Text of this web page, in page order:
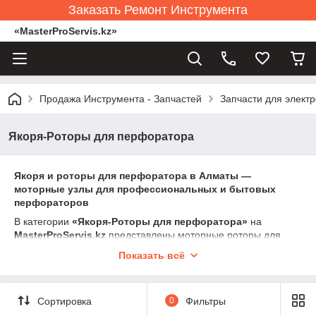
Заказать Ремонт Инструмента
«MasterProServis.kz»
Продажа Инструмента - Запчастей Запчасти для
Якоря-Роторы для перфоратора
Якоря и роторы для перфоратора в Алматы —
моторные узлы для профессиональных и бытовых
перфораторов
В категории «Якоря-Роторы для перфоратора» на
MasterProServis.kz представлены моторные роторы для
до 1500 Вт. Ротор создаёт вращение, передаёт момент на
Перфоратор — один из самых тяжёлых по условиям
эксплуатации инструментов: удары, перегрев, бетонная
Показать всё
Сортировка 0 Фильтры